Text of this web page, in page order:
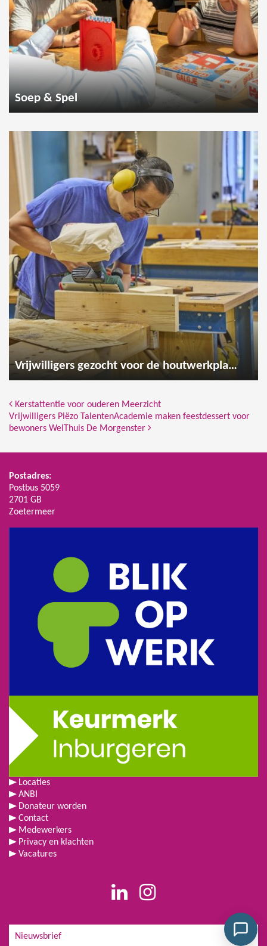
Soep & Spel
Vrijwilligers gezocht voor de houtwerkplaats
Bericht Navigatie
Kerstattentie voor ouderen Meerzicht
Vrijwilligers Piëzo TalentenAcademie maken feestdessert voor
bewoners WelThuis De Morgenster
Postadres:
Postbus 5059
2701 GB
Zoetermeer
Locaties
ANBI
Donateur worden
Contact
Medewerkers
Privacy en klachten
Vacatures